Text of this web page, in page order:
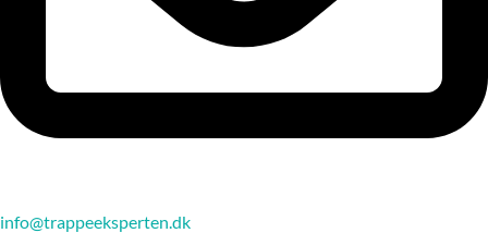
info@trappeeksperten.dk